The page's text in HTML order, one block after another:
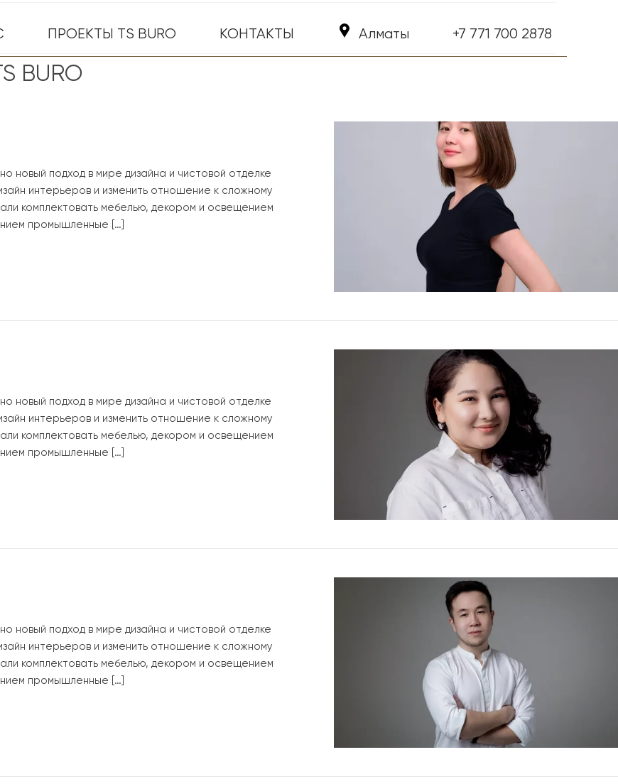
ПРОЕКТЫ TS BURO КОНТАКТЫ Алматы +7 771 700 2878
BURO
новый подход в мире дизайна и чистовой отделке
интерьеров и изменить отношение к сложному
комплектовать мебелью, декором и освещением
промышленные […]
новый подход в мире дизайна и чистовой отделке
интерьеров и изменить отношение к сложному
комплектовать мебелью, декором и освещением
промышленные […]
новый подход в мире дизайна и чистовой отделке
интерьеров и изменить отношение к сложному
комплектовать мебелью, декором и освещением
промышленные […]